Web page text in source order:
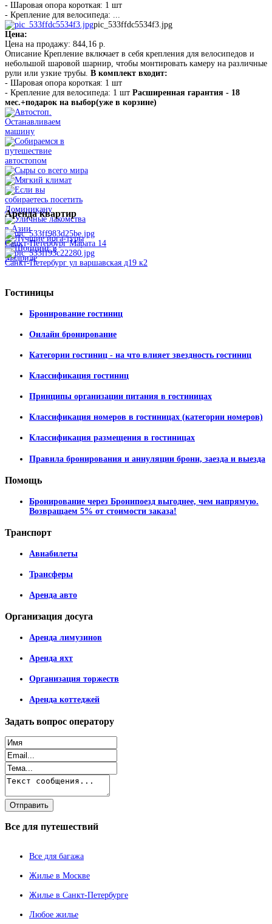
- Шаровая опора короткая: 1 шт
- Крепление для велосипеда: ...
pic_533ffdc5534f3.jpg
Цена:
Цена на продажу: 844,16 р.
Описание Крепление включает в себя крепления для велосипедов и
небольшой шаровой шарнир, чтобы монтировать камеру на различные
рули или узкие трубы. В комплект входит:
- Шаровая опора короткая: 1 шт
- Крепление для велосипеда: 1 шт Расширенная гарантия - 18
мес.+подарок на выбор(уже в корзине)
Арендаквартир
Санкт-Петербург Марата 14
Санкт-Петербург ул варшавская д19 к2
Гостиницы
Бронирование гостиниц
Онлайн бронирование
Категории гостиниц - на что влияет звездность гостиниц
Классификация гостиниц
Принципы организации питания в гостиницах
Классификация номеров в гостиницах (категории номеров)
Классификация размещения в гостиницах
Правила бронирования и аннуляции брони, заезда и выезда
Помощь
Бронирование через Бронипоезд выгоднее, чем напрямую.
Возвращаем 5% от стоимости заказа!
Транспорт
Авиабилеты
Трансферы
Аренда авто
Организация досуга
Аренда лимузинов
Аренда яхт
Организация торжеств
Аренда коттеджей
Задать вопрос оператору
Все для путешествий
Все для багажа
Жилье в Москве
Жилье в Санкт-Петербурге
Любое жилье